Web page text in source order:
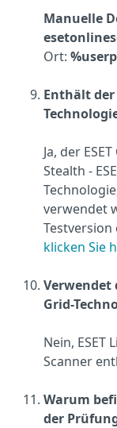
Manuelle
Ort:
Enthält der
Ja, der
Stealth -
verwendet
klicken Sie
Verwendet
Grid-
Nein, ESET
Scanner
Warum
der